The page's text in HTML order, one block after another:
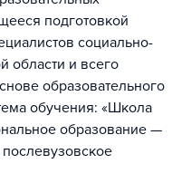
подготовкой
социально-
области и всего
образовательного
обучения: «Школа
образование —
послевузовское